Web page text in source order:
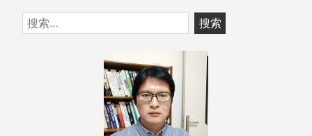
跳
至
搜
索：